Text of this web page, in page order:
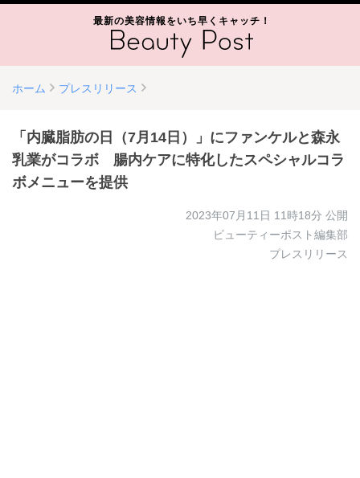
最新の美容情報をいち早くキャッチ！
ホーム プレスリリース
「内臓脂肪の日（7月14日）」にファンケルと森永
乳業がコラボ 腸内ケアに特化したスペシャルコラ
ボメニューを提供
2023年07月11日 11時18分 公開
ビューティーポスト編集部
プレスリリース